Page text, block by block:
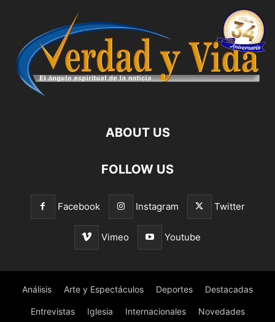
ABOUT US
FOLLOW US
Facebook Instagram Twitter
Vimeo Youtube
Análisis Arte y Espectáculos Deportes Destacadas
Entrevistas Iglesia Internacionales Novedades